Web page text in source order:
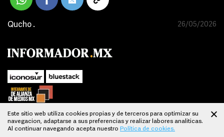
Qucho . 26/05/2026
SUBIR
Este sitio web utiliza cookies propias y de terceros para optimizar su
navegacion, adaptarse a sus preferencias y realizar labores analiticas.
Al continuar navegando acepta nuestro Política de cookies.